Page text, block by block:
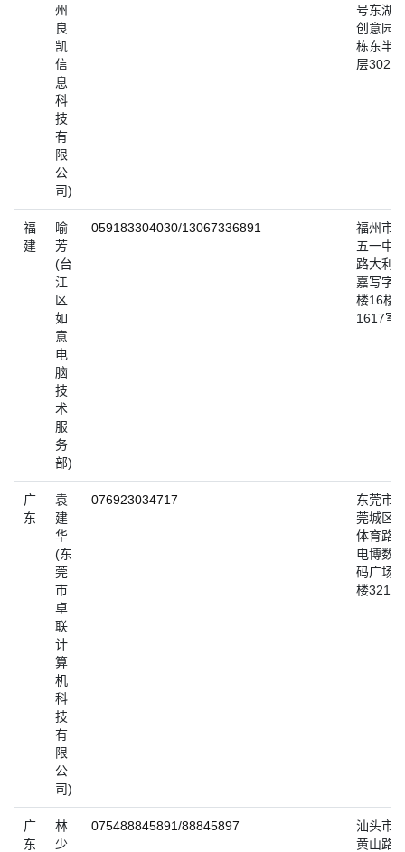
州
良
凯
信
息
科
技
有
限
公
司)
号东湖
创意园C
栋东半
层302房
福
建
喻
芳
(台
江
区
如
意
电
脑
技
术
服
务
部)
059183304030/13067336891
福州市
五一中
路大利
嘉写字
楼16楼
1617室
广
东
袁
建
华
(东
莞
市
卓
联
计
算
机
科
技
有
限
公
司)
076923034717
东莞市
莞城区
体育路
电博数
码广场3
楼321
广
东
林
少
075488845891/88845897
汕头市
黄山路